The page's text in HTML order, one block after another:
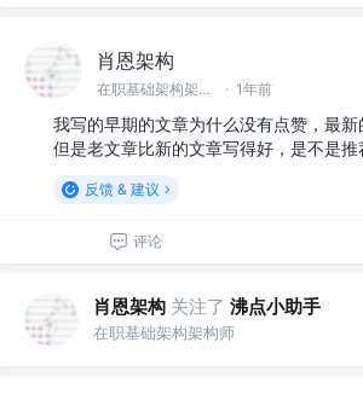
肖恩架构
在职基础架构架构师 · 1年前
我写的早期的文章为什么没有点赞，最新
但是老文章比新的文章写得好，是不是推
反馈 & 建议
评论
肖恩架构 关注了 沸点小助手
在职基础架构架构师